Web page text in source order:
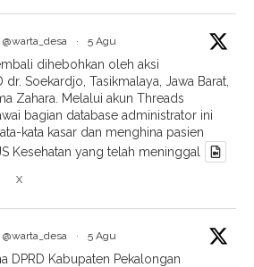
@warta_desa · 5 Agu
dihebohkan oleh aksi
dr. Soekardjo, Tasikmalaya, Jawa Barat,
Zahara. Melalui akun Threads
bagian database administrator ini
kata kasar dan menghina pasien
Kesehatan yang telah meninggal
X
@warta_desa · 5 Agu
DPRD Kabupaten Pekalongan